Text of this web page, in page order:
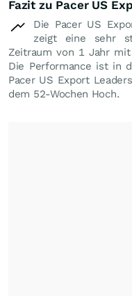
Fazit zu Pacer US
Die Pacer US
zeigt eine sehr
Zeitraum von 1 Jahr
Die Performance ist in
Pacer US Export
dem 52-Wochen Hoch.